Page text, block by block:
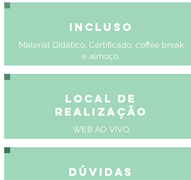
Incluso
Material Didático, Certificado, coffee break
e almoço.
Local de
Realização
WEB AO VIVO
Dúvidas